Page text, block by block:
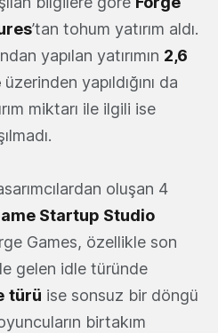
’tan tohum yatırım aldı.
yapılan yatırımın 2,6
üzerinden yapıldığını da
miktarı ile ilgili ise
oluşan 4
Startup Studio
Games, özellikle son
gelen idle türünde
türü ise sonsuz bir döngü
birtakım